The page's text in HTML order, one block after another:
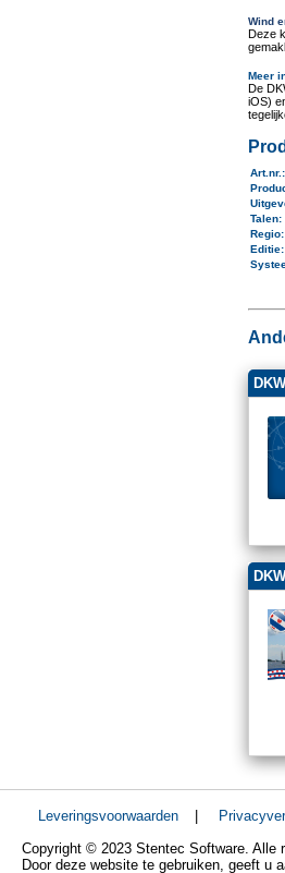
Wind
Deze
Meer
De
iOS)
Art.nr. :
Talen:
Regio:
Editie:
Leveringsvoorwaarden |
Copyright © 2023 Stentec Software. Alle
Door deze website te gebruiken, geeft u